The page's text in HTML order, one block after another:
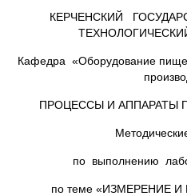
КЕРЧЕНСКИЙ
Кафедра «Оборудование
ПРОЦЕССЫ И АППАРАТЫ
по выполнению
по теме «ИЗМЕРЕНИЕ